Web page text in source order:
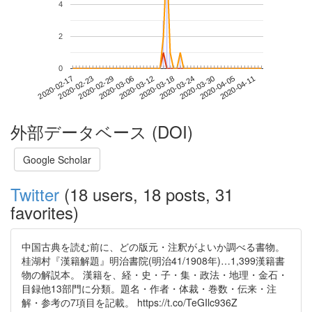
2020-02-172020-02-232020-02-292020-03-062020-03-122020-03-182020-03-242020-03-302020-04-052020-04-11
0
2
4
外部データベース (DOI)
Google Scholar
Twitter (18 users, 18 posts, 31
favorites)
中国古典を読む前に、どの版元・注釈がよいか調べる書物。
桂湖村『漢籍解題』明治書院(明治41/1908年)…1,399漢籍書
物の解説本。 漢籍を、経・史・子・集・政法・地理・金石・
目録他13部門に分類。題名・作者・体裁・巻数・伝来・注
解・参考の7項目を記載。 https://t.co/TeGIlc936Z